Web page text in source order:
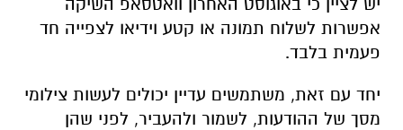
אפשרות לשלוח תמונה או קטע וידיאו לצפייה חד
פעמית בלבד.
יחד עם זאת, משתמשים עדיין יכולים לעשות צילומי
מסך של ההודעות, לשמור ולהעביר, לפני שהן